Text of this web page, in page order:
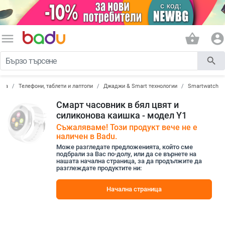
menu shopping_basket account_circle
search
Телефони, таблети и лаптопи Джаджи & Smart технологии Smartwatch
Смарт часовник в бял цвят и
силиконова каишка - модел Y1
Съжаляваме! Този продукт вече не е
наличен в Badu.
Може разгледате предложенията, който сме
подбрали за Вас по-долу, или да се върнете на
нашата начална страница, за да продължите да
разглеждате продуктите ни:
Начална страница